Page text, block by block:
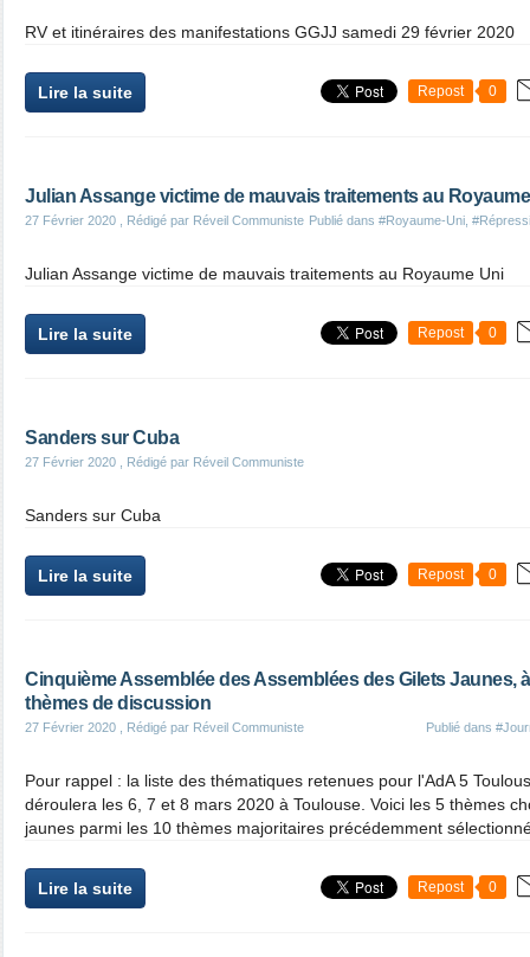
RV et itinéraires des manifestations GGJJ samedi 29 février 2020
Lire la suite Repost 0
Julian Assange victime de mauvais traitements au
27 Février 2020 , Rédigé par Réveil Communiste Publié dans #Royaume-Uni
Julian Assange victime de mauvais traitements au Royaume Uni
Lire la suite Repost 0
Sanders sur Cuba
27 Février 2020 , Rédigé par Réveil Communiste
Sanders sur Cuba
Lire la suite Repost 0
Cinquième Assemblée des Assemblées des Gilets Jaunes,
thèmes de discussion
27 Février 2020 , Rédigé par Réveil Communiste Publié dans
Pour rappel : la liste des thématiques retenues pour l'AdA 5
déroulera les 6, 7 et 8 mars 2020 à Toulouse. Voici les 5 thèmes
jaunes parmi les 10 thèmes majoritaires précédemment
Lire la suite Repost 0